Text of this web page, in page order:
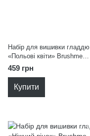
Набір для вишивки гладдю
«Польові квіти» Brushme
EMBR007
459 грн
Купити